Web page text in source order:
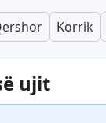
Korrik
ujit